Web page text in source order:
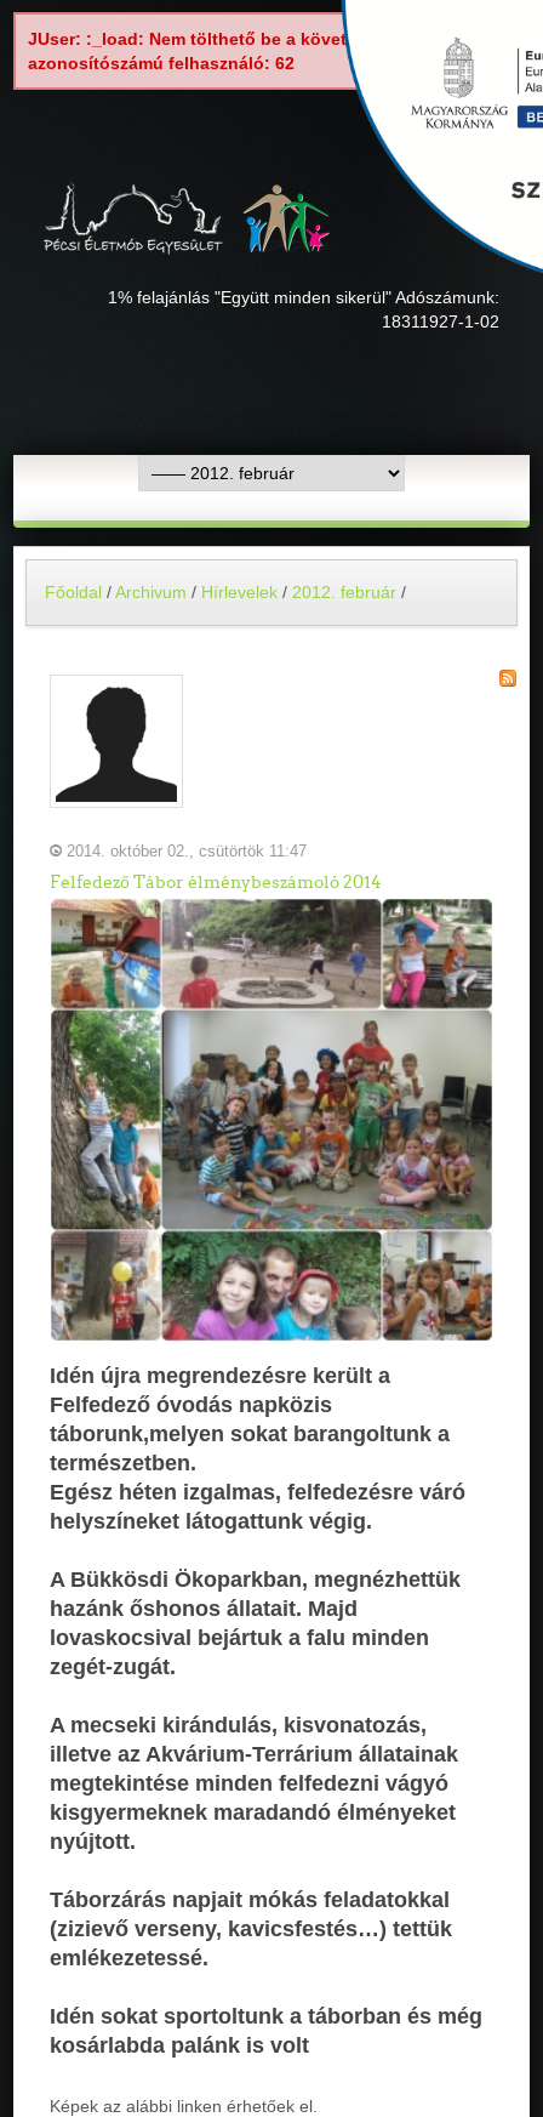
JUser: :_load: Nem tölthető be a következő
azonosítószámú felhasználó: 62
1% felajánlás "Együtt minden sikerül" Adószámunk:
18311927-1-02
Főoldal /Archivum / Hírlevelek / 2012. február /
2014. október 02., csütörtök 11:47
Felfedező Tábor élménybeszámoló 2014
Idén újra megrendezésre került a
Felfedező óvodás napközis
táborunk,melyen sokat barangoltunk a
természetben.
Egész héten izgalmas, felfedezésre váró
helyszíneket látogattunk végig.
A Bükkösdi Ökoparkban, megnézhettük
hazánk őshonos állatait. Majd
lovaskocsival bejártuk a falu minden
zegét-zugát.
A mecseki kirándulás, kisvonatozás,
illetve az Akvárium-Terrárium állatainak
megtekintése minden felfedezni vágyó
kisgyermeknek maradandó élményeket
nyújtott.
Táborzárás napjait mókás feladatokkal
(zizievő verseny, kavicsfestés…) tettük
emlékezetessé.
Idén sokat sportoltunk a táborban és még
kosárlabda palánk is volt
Képek az alábbi linken érhetőek el.